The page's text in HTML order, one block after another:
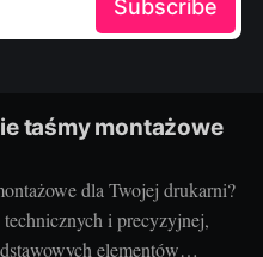
Subscribe
taśmy montażowe
dla Twojej drukarni?
i precyzyjnej,
elementów